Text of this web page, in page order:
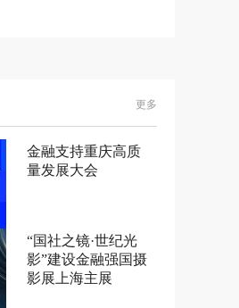
更多
金融支持重庆高质
量发展大会
“国社之镜·世纪光
影”建设金融强国摄
影展上海主展